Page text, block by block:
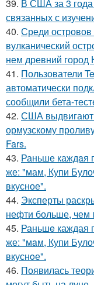
39. В США за 3 года
связанных с
40. Среди
вулканический
нем древний город
41. Пользователи
автоматически
сообщили бета-
42. США выдвигают
ормузскому
Fars.
43. Раньше каждaя
же: "мам, Купи
вкусное".
44. Эксперты
нефти больше, чем
45. Раньшe каждая
же: "мaм, Купи
вкуснoе".
46. Появилась